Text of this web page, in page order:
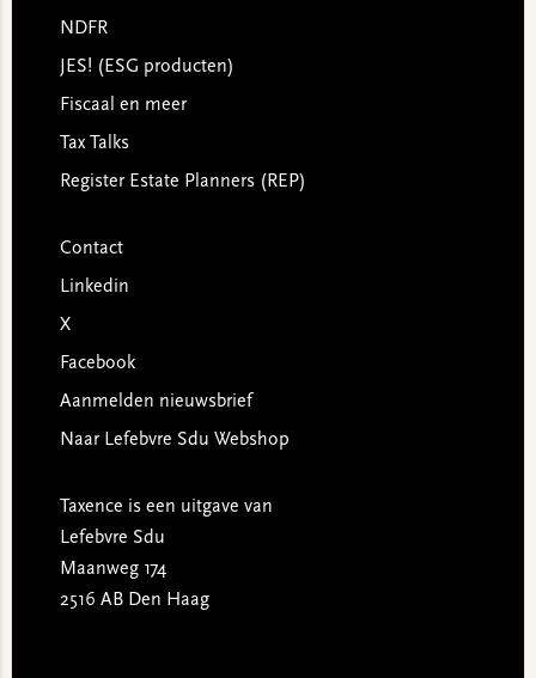
NDFR
JES! (ESG producten)
Fiscaal en meer
Tax Talks
Register Estate Planners (REP)
Contact
Linkedin
X
Facebook
Aanmelden nieuwsbrief
Naar Lefebvre Sdu Webshop
Taxence is een uitgave van
Lefebvre Sdu
Maanweg 174
2516 AB Den Haag